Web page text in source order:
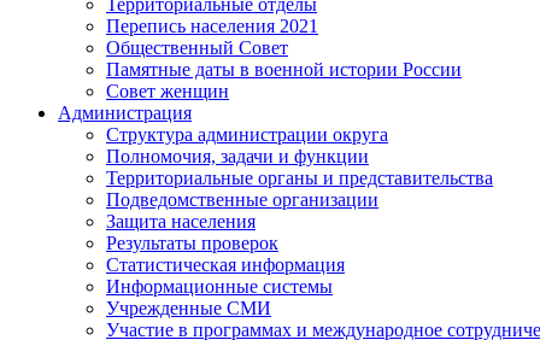
Территориальные отделы
Перепись населения 2021
Общественный Совет
Памятные даты в военной истории России
Совет женщин
Администрация
Структура администрации округа
Полномочия, задачи и функции
Территориальные органы и представительства
Подведомственные организации
Защита населения
Результаты проверок
Статистическая информация
Информационные системы
Учрежденные СМИ
Участие в программах и международное